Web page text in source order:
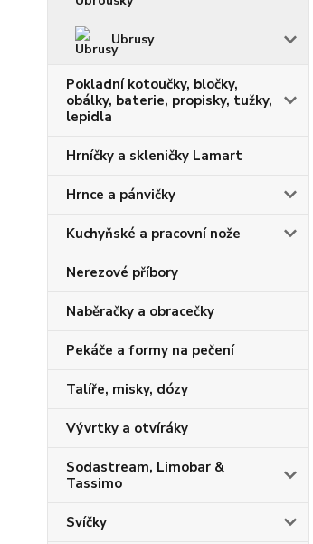
Ubrusy
Pokladní kotoučky, bločky,
obálky, baterie, propisky, tužky,
lepidla
Hrníčky a skleničky Lamart
Hrnce a pánvičky
Kuchyňské a pracovní nože
Nerezové příbory
Naběračky a obracečky
Pekáče a formy na pečení
Talíře, misky, dózy
Vývrtky a otvíráky
Sodastream, Limobar &
Tassimo
Svíčky